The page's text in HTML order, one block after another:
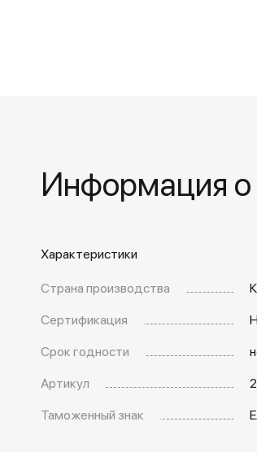
Информация о
Характеристики
Страна производства
Сертификация
Срок годности
Артикул
Таможенный знак